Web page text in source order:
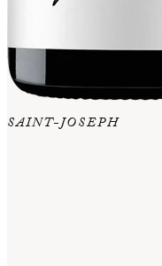
SAINT-JOSEPH